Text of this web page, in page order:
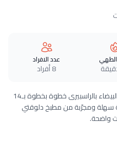
عدد الافراد
8 أفراد
طريقة عمل تارت كاسترد الشيكولاتة البيضاء بالراسبيرى خطوة بخطوة بـ14
وصفة سهلة ومجرّبة من مطبخ دلوقتي